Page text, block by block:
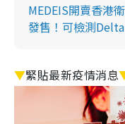
MEDEIS開賣香港
發售！可檢測
▼緊貼最新疫情消息